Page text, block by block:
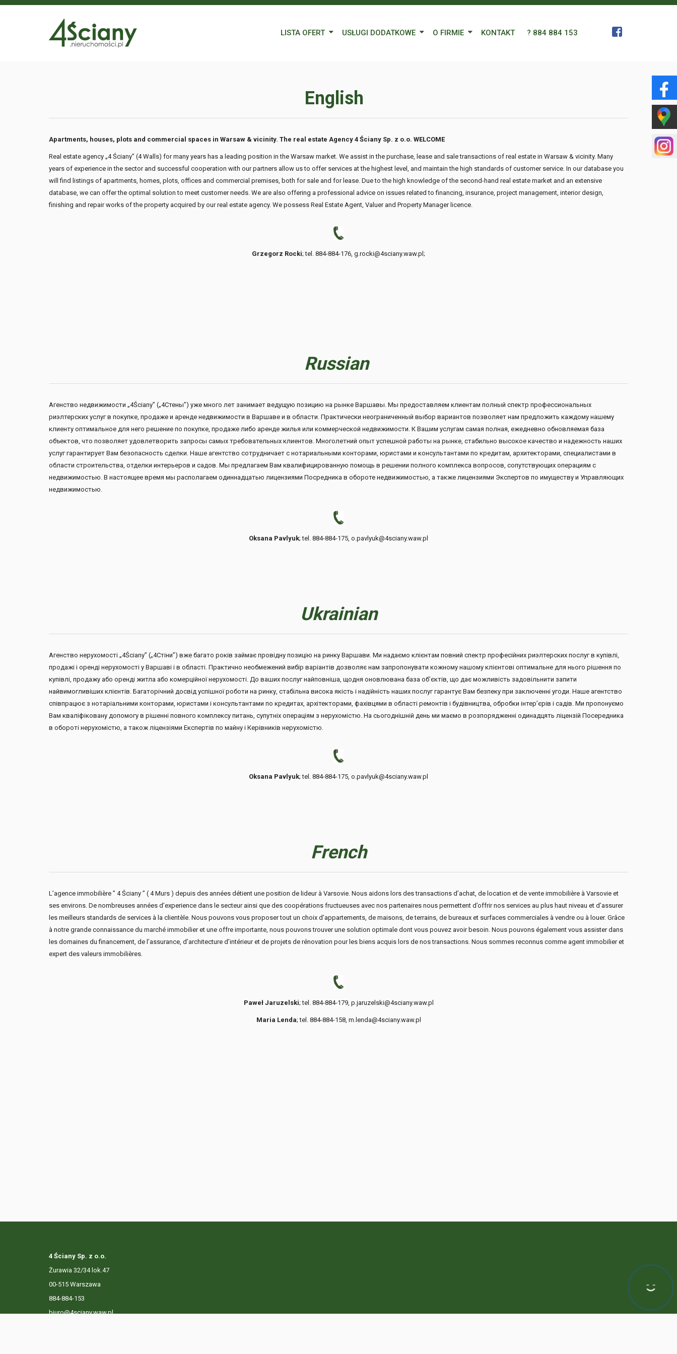
LISTA OFERT
Oferty specjalne
USŁUGI DODATKOWE
Ubezpieczenia
O FIRMIE KONTAKT ? 884 884 153
English
Apartments, houses, plots and commercial spaces in Warsaw & vicinity. The real estate Agency 4 Ściany Sp. z o.o. WELCOME
Real estate agency „4 Ściany” (4 Walls) for many years has a leading position in the Warsaw market. We assist in the purchase, lease and sale transactions of real estate in Warsaw & vicinity. Many
years of experience in the sector and successful cooperation with our partners allow us to offer services at the highest level, and maintain the high standards of customer service. In our database you
will find listings of apartments, homes, plots, offices and commercial premises, both for sale and for lease. Due to the high knowledge of the second-hand real estate market and an extensive
database, we can offer the optimal solution to meet customer needs. We are also offering a professional advice on issues related to financing, insurance, project management, interior design,
finishing and repair works of the property acquired by our real estate agency. We possess Real Estate Agent, Valuer and Property Manager licence.
Grzegorz Rocki; tel. 884-884-176, g.rocki@4sciany.waw.pl;
Russian
Агенство недвижимости „4Ściany” („4Стены”) уже много лет занимает ведущую позицию на рынке Варшавы. Мы предоставляем клиентам полный спектр профессиональных
риэлтерских услуг в покупке, продаже и аренде недвижимости в Варшаве и в области. Практически неограниченный выбор вариантов позволяет нам предложить каждому нашему
клиенту оптимальное для него решение по покупке, продаже либо аренде жилья или коммерческой недвижимости. К Вашим услугам самая полная, ежедневно обновляемая база
объектов, что позволяет удовлетворить запросы самых требовательных клиентов. Многолетний опыт успешной работы на рынке, стабильно высокое качество и надежность наших
услуг гарантирует Вам безопасность сделки. Наше агентство сотрудничает с нотариальными конторами, юристами и консультантами по кредитам, архитекторами, специалистами в
области строительства, отделки интерьеров и садов. Мы предлагаем Вам квалифицированную помощь в решении полного комплекса вопросов, сопутствующих операциям с
недвижимостью. В настоящее время мы располагаем одиннадцатью лицензиями Посредника в обороте недвижимостью, а также лицензиями Экспертов по имуществу и Управляющих
недвижимостью.
Oksana Pavlyuk; tel. 884-884-175, o.pavlyuk@4sciany.waw.pl
Ukrainian
Агенство нерухомості „4Ściany” („4Стіни”) вже багато років займає провідну позицію на ринку Варшави. Ми надаємо клієнтам повний спектр професійних риэлтерских послуг в купівлі,
продажі і оренді нерухомості у Варшаві і в області. Практично необмежений вибір варіантів дозволяє нам запропонувати кожному нашому клієнтові оптимальне для нього рішення по
купівлі, продажу або оренді житла або комерційної нерухомості. До ваших послуг найповніша, щодня оновлювана база об’єктів, що дає можливість задовільнити запити
найвимогливіших клієнтів. Багаторічний досвід успішної роботи на ринку, стабільна висока якість і надійність наших послуг гарантує Вам безпеку при заключенні угоди. Наше агентство
співпрацює з нотаріальними конторами, юристами і консультантами по кредитах, архітекторами, фахівцями в області ремонтів і будівництва, обробки інтер’єрів і садів. Ми пропонуємо
Вам кваліфіковану допомогу в рішенні повного комплексу питань, супутніх операціям з нерухомістю. На сьогоднішній день ми маємо в розпорядженні одинадцять ліцензій Посередника
в обороті нерухомістю, а також ліцензіями Експертів по майну і Керівників нерухомістю.
Oksana Pavlyuk; tel. 884-884-175, o.pavlyuk@4sciany.waw.pl
French
L’agence immobilière ” 4 Ściany ” ( 4 Murs ) depuis des années détient une position de lideur à Varsovie. Nous aidons lors des transactions d’achat, de location et de vente immobilière à Varsovie et
ses environs. De nombreuses années d’experience dans le secteur ainsi que des coopérations fructueuses avec nos partenaires nous permettent d’offrir nos services au plus haut niveau et d’assurer
les meilleurs standards de services à la clientèle. Nous pouvons vous proposer tout un choix d’appartements, de maisons, de terrains, de bureaux et surfaces commerciales à vendre ou à louer. Grâce
à notre grande connaissance du marché immobilier et une offre importante, nous pouvons trouver une solution optimale dont vous pouvez avoir besoin. Nous pouvons également vous assister dans
les domaines du financement, de l’assurance, d’architecture d’intérieur et de projets de rénovation pour les biens acquis lors de nos transactions. Nous sommes reconnus comme agent immobilier et
expert des valeurs immobilières.
Paweł Jaruzelski; tel. 884-884-179, p.jaruzelski@4sciany.waw.pl
Maria Lenda; tel. 884-884-158, m.lenda@4sciany.waw.pl
4 Ściany Sp. z o.o.
Żurawia 32/34 lok.47
00-515 Warszawa
884-884-153
biuro@4sciany.waw.pl